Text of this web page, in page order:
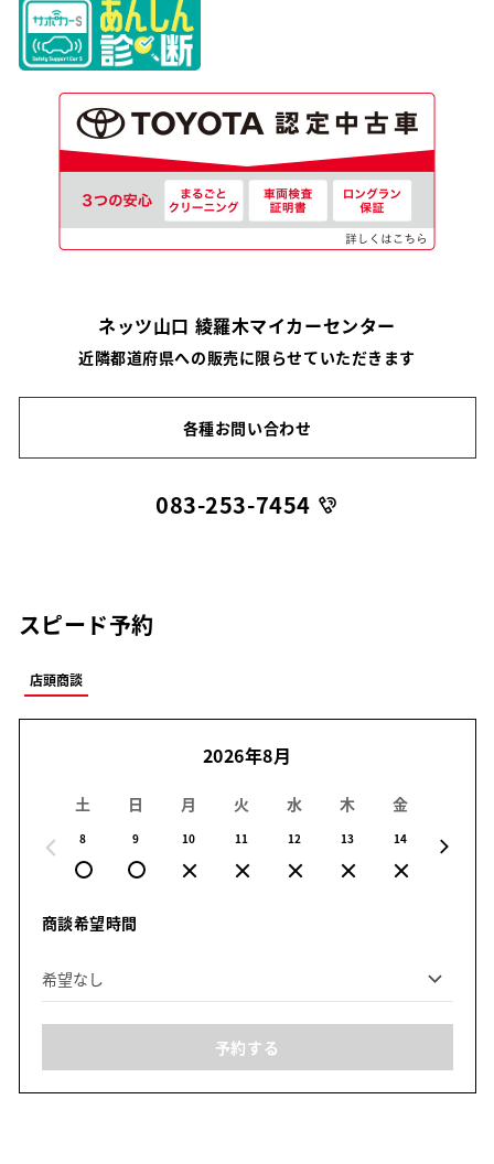
ネッツ山口 綾羅木マイカーセンター
近隣都道府県への販売に限らせていただきます
各種お問い合わせ
083-253-7454
スピード予約
店頭商談
2026年8月
土
8
日
9
月
10
火
11
水
12
木
13
金
14
商談希望時間
予約する